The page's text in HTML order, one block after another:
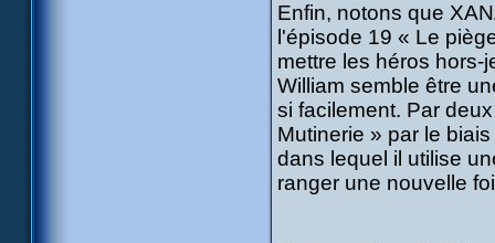
Enfin, notons que
l'épisode 19 « Le
mettre les héros hors-
William semble être
si facilement. Par
Mutinerie » par le
dans lequel il utilise
ranger une nouvelle